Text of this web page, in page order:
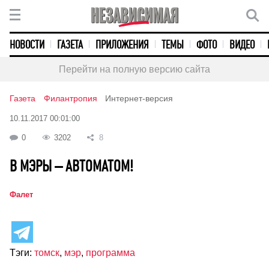
НОВОСТИ ГАЗЕТА ПРИЛОЖЕНИЯ ТЕМЫ ФОТО ВИДЕО
Перейти на полную версию сайта
Газета Филантропия Интернет-версия
10.11.2017 00:01:00
0 3202 8
В МЭРЫ – АВТОМАТОМ!
Фалет
Тэги: томск, мэр, программа